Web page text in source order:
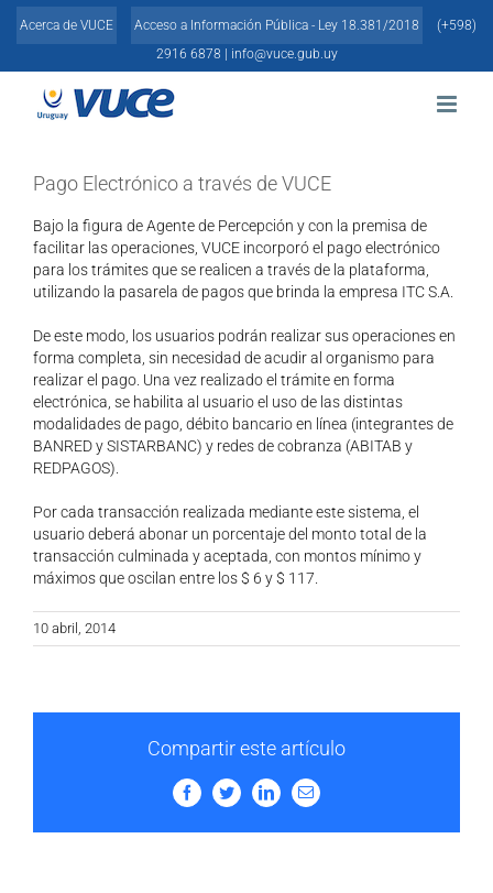
Skip
Acerca de VUCE Acceso a Información Pública - Ley 18.381/2018
(+598)
2916 6878 |
info@vuce.gub.uy
Pago Electrónico a través de VUCE
Bajo la figura de Agente de Percepción y con la premisa de
facilitar las operaciones, VUCE incorporó el pago electrónico
para los trámites que se realicen a través de la plataforma,
utilizando la pasarela de pagos que brinda la empresa ITC S.A.
De este modo, los usuarios podrán realizar sus operaciones en
forma completa, sin necesidad de acudir al organismo para
realizar el pago. Una vez realizado el trámite en forma
electrónica, se habilita al usuario el uso de las distintas
modalidades de pago, débito bancario en línea (integrantes de
BANRED y SISTARBANC) y redes de cobranza (ABITAB y
REDPAGOS).
Por cada transacción realizada mediante este sistema, el
usuario deberá abonar un porcentaje del monto total de la
transacción culminada y aceptada, con montos mínimo y
máximos que oscilan entre los $ 6 y $ 117.
10 abril, 2014
Compartir este artículo
FacebookTwitterLinkedInEmail